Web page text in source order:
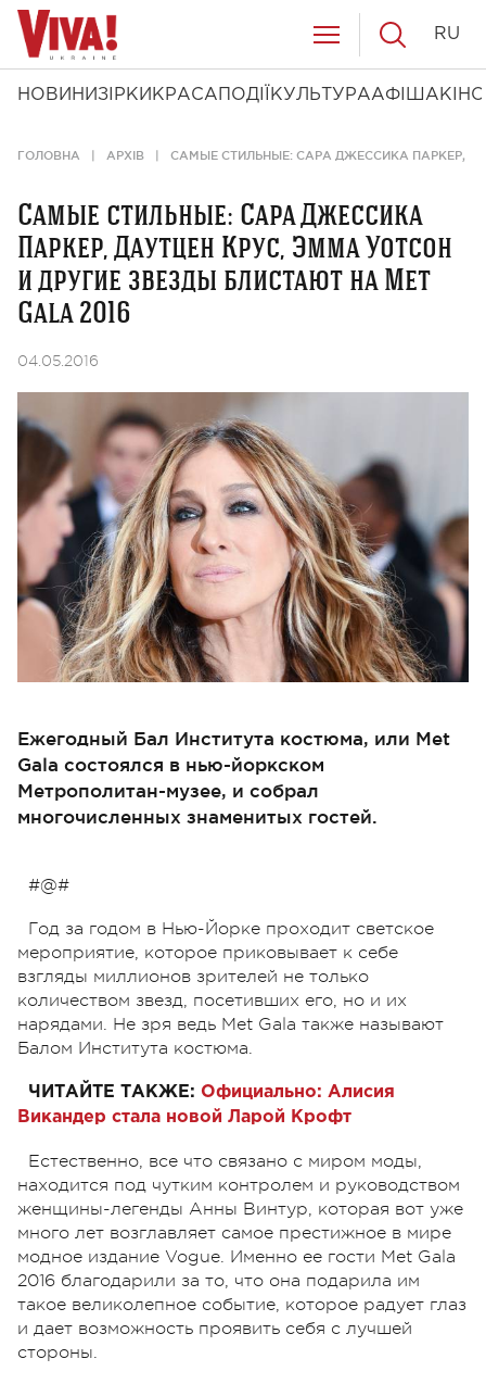
НОВИНИ ЗІРКИ КРАСА ПОДІЇ КУЛЬТУРААФІША КІНО
RU
ГОЛОВНА АРХІВ САМЫЕ СТИЛЬНЫЕ: САРА ДЖЕССИКА ПАРКЕР,
Самые стильные: Сара Джессика
Паркер, Даутцен Крус, Эмма Уотсон
и другие звезды блистают на Met
Gala 2016
04.05.2016
Ежегодный Бал Института костюма, или Met
Gala состоялся в нью-йоркском
Метрополитан-музее, и собрал
многочисленных знаменитых гостей.
#@#
Год за годом в Нью-Йорке проходит светское
мероприятие, которое приковывает к себе
взгляды миллионов зрителей не только
количеством звезд, посетивших его, но и их
нарядами. Не зря ведь Met Gala также называют
Балом Института костюма.
ЧИТАЙТЕ ТАКЖЕ: Официально: Алисия
Викандер стала новой Ларой Крофт
Естественно, все что связано с миром моды,
находится под чутким контролем и руководством
женщины-легенды Анны Винтур, которая вот уже
много лет возглавляет самое престижное в мире
модное издание Vogue. Именно ее гости Met Gala
2016 благодарили за то, что она подарила им
такое великолепное событие, которое радует глаз
и дает возможность проявить себя с лучшей
стороны.